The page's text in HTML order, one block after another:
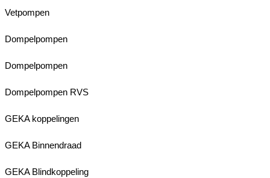
Vetpompen
Dompelpompen
Dompelpompen
Dompelpompen RVS
GEKA koppelingen
GEKA Binnendraad
GEKA Blindkoppeling